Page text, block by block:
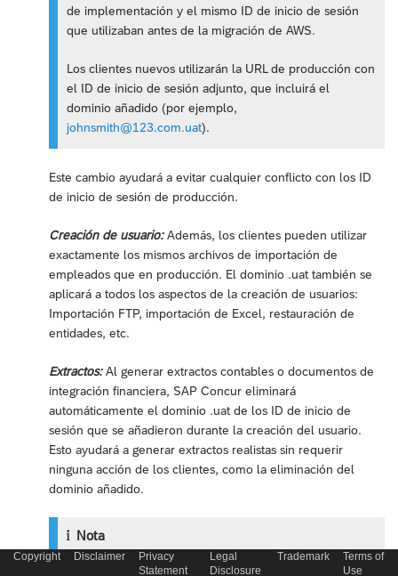
de implementación y el mismo ID de inicio de sesión
que utilizaban antes de la migración de AWS.
Los clientes nuevos utilizarán la URL de producción con
el ID de inicio de sesión adjunto, que incluirá el
dominio añadido (por ejemplo,
johnsmith@123.com.uat).
Este cambio ayudará a evitar cualquier conflicto con los ID
de inicio de sesión de producción.
Creación de usuario:Además, los clientes pueden utilizar
exactamente los mismos archivos de importación de
empleados que en producción. El dominio .uat también se
aplicará a todos los aspectos de la creación de usuarios:
Importación FTP, importación de Excel, restauración de
entidades, etc.
Extractos:Al generar extractos contables o documentos de
integración financiera, SAP Concur eliminará
automáticamente el dominio .uat de los ID de inicio de
sesión que se añadieron durante la creación del usuario.
Esto ayudará a generar extractos realistas sin requerir
ninguna acción de los clientes, como la eliminación del
dominio añadido.
Nota
Estos cambios afectan a los PSE cuando se mueven o
Copyright Disclaimer
Privacy
Statement
Legal
Disclosure
Trademark
Terms of
Use